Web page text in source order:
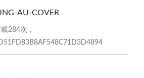
AU-COVER
284次，